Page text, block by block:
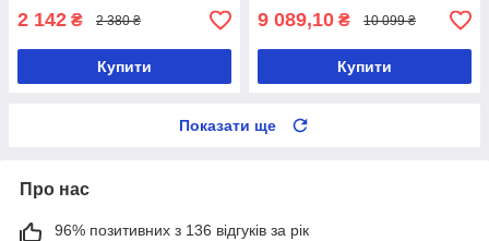
2 142 ₴ 2 380 ₴
Купити
9 089,10 ₴ 10 099 ₴
Купити
Показати ще
Про нас
96% позитивних з 136 відгуків за рік